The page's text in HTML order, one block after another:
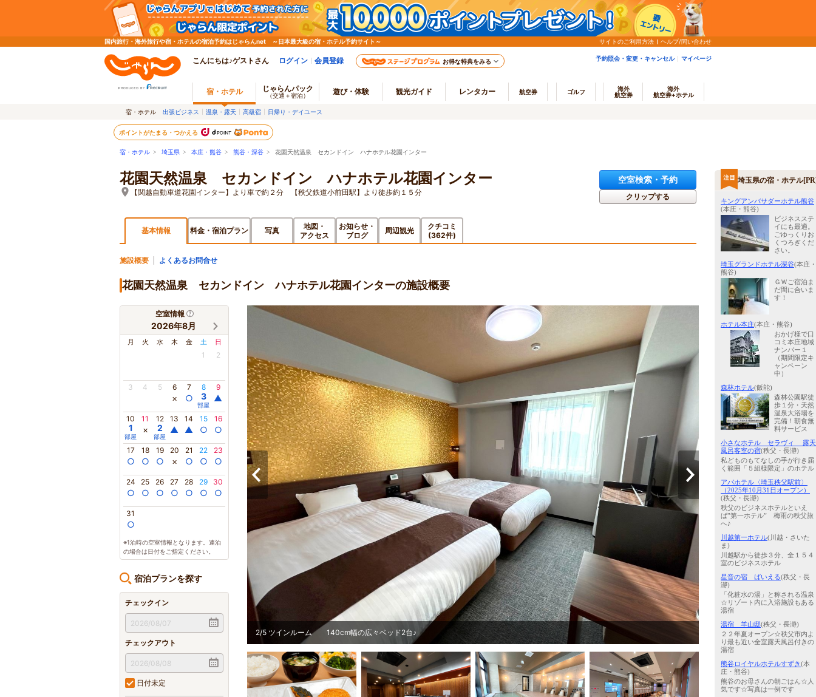
国内旅行・海外旅行や宿・ホテルの宿泊予約はじゃらんnet ～日本最大級の宿・ホテル予約サイト～ サイトのご利用方法 ヘルプ/問い合わせ
こんにちは♪ゲストさん ログイン 会員登録 お得な特典をみる 予約照会・変更・キャンセル マイページ
宿・ホテル じゃらんパック
（交通＋宿泊） 遊び・体験 観光ガイド レンタカー 航空券 ゴルフ
海外
航空券
海外
航空券+ホテル
宿・ホテル 出張ビジネス 温泉・露天 高級宿 日帰り・デイユース
ポイントがたまる・つかえる
宿・ホテル > 埼玉県 > 本庄・熊谷 > 熊谷・深谷 > 花園天然温泉 セカンドイン ハナホテル花園インター
花園天然温泉 セカンドイン ハナホテル花園インター
【関越自動車道花園インター】より車で約２分 【秩父鉄道小前田駅】より徒歩約１５分
空室検索・予約
クリップする
基本情報 料金・宿泊プラン 写真
地図・
アクセス
お知らせ・
ブログ
周辺観光
クチコミ
(362件)
施設概要 よくあるお問合せ
花園天然温泉 セカンドイン ハナホテル花園インターの施設概要
空室情報
2026年8月
月 火 水 木 金 土 日
1 2
3 4 5 6
×
7
○
8
3
部屋
9
▲
10
1
部屋
11
×
12
2
部屋
13
▲
14
▲
15
○
16
○
17
○
18
○
19
○
20
×
21
○
22
○
23
○
24
○
25
○
26
○
27
○
28
○
29
○
30
○
31
○
※1泊時の空室情報となります。連泊
の場合は日付をご指定ください。
宿泊プランを探す
チェックイン
チェックアウト
日付未定
良かった宿大賞 埼玉県(51～100室部門)第1位受賞☆ 2/5 ツインルーム 140cm幅の広々ベッド2台♪ 宿泊者専用温泉（女湯）美
埼玉県の宿・ホテル
キングアンバサダーホテル熊谷
(本庄・熊谷)
ビジネスステ
イにも最適。
ごゆっくりお
くつろぎくだ
さい。
埼玉グランドホテル深谷(本庄・
熊谷)
ＧＷご宿泊ま
だ間に合いま
す！
ホテル本庄(本庄・熊谷)
おかげ様で口
コミ本庄地域
ナンバー１
（期間限定キ
ャンペーン
中）
森林ホテル(飯能)
森林公園駅徒
歩１分・天然
温泉大浴場を
完備！朝食無
料サービス
小さなホテル セラヴィ 露天
風呂客室の宿(秩父・長瀞)
私どものもてなしの手が行き届
く範囲「５組様限定」のホテル
アパホテル〈埼玉秩父駅前〉
（2025年10月31日オープン）
(秩父・長瀞)
秩父のビジネスホテルといえ
ば”第一ホテル” 梅雨の秩父旅
へ♪
川越第一ホテル(川越・さいた
ま)
川越駅から徒歩３分、全１５４
室のビジネスホテル
星音の宿 ばいえる(秩父・長
瀞)
「化粧水の湯」と称される温泉
☆リゾート内に入浴施設もある
湯宿
湯宿 羊山邸(秩父・長瀞)
２２年夏オープン☆秩父市内よ
り最も近い全室露天風呂付きの
湯宿
熊谷ロイヤルホテルすずき(本
庄・熊谷)
熊谷のお母さんの朝ごはん☆人
気です☆写真は一例です